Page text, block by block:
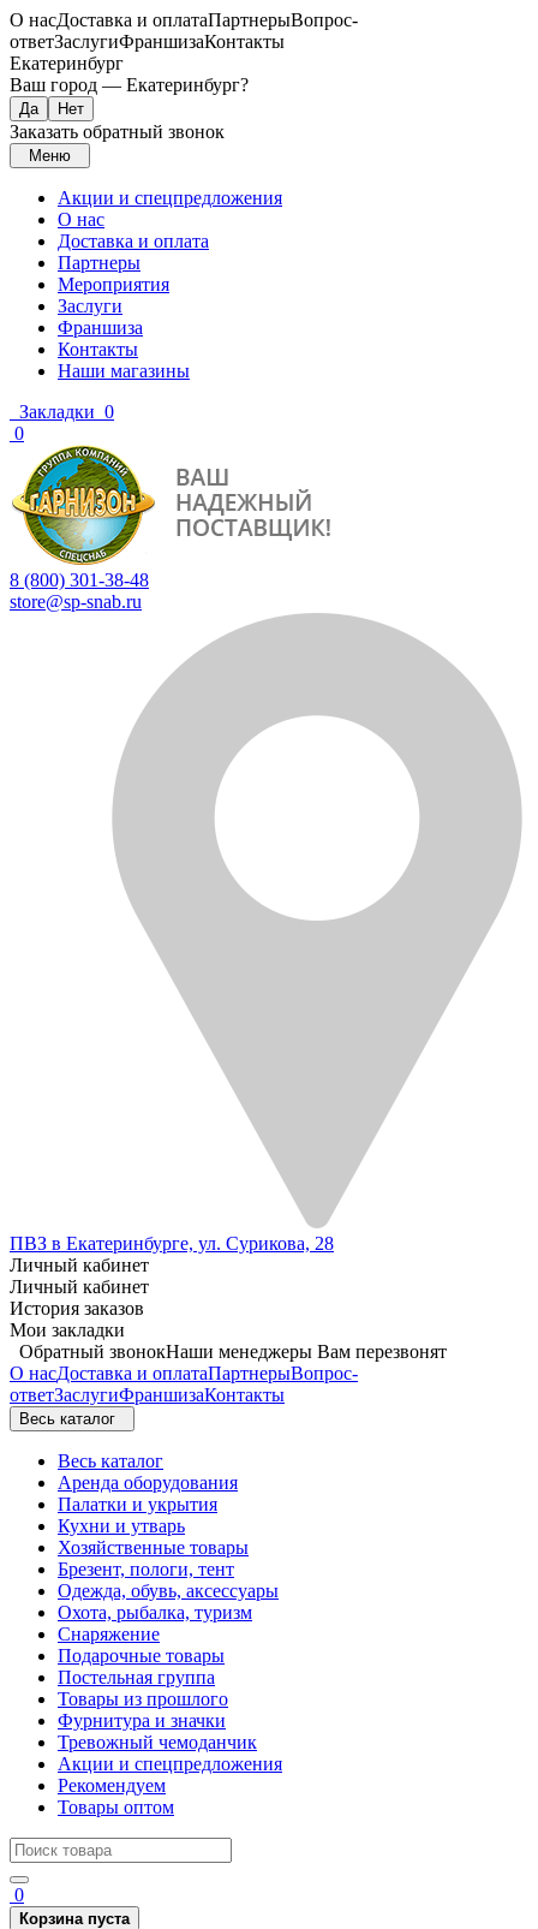
О насДоставка и оплатаПартнерыВопрос-
ответЗаслугиФраншизаКонтакты
Екатеринбург
Ваш город — Екатеринбург?
Заказать обратный звонок
Меню
Акции и спецпредложения
О нас
Доставка и оплата
Партнеры
Мероприятия
Заслуги
Франшиза
Контакты
Наши магазины
Закладки 0
0
8 (800) 301-38-48
store@sp-snab.ru
ПВЗ в Екатеринбурге, ул. Сурикова, 28
Личный кабинет
Личный кабинет
История заказов
Мои закладки
Обратный звонокНаши менеджеры Вам перезвонят
О насДоставка и оплатаПартнерыВопрос-
ответЗаслугиФраншизаКонтакты
Весь каталог
Весь каталог
Аренда оборудования
Палатки и укрытия
Кухни и утварь
Хозяйственные товары
Брезент, пологи, тент
Одежда, обувь, аксессуары
Охота, рыбалка, туризм
Снаряжение
Подарочные товары
Постельная группа
Товары из прошлого
Фурнитура и значки
Тревожный чемоданчик
Акции и спецпредложения
Рекомендуем
Товары оптом
0
Корзина пуста